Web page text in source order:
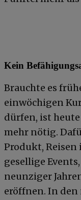
Kein
Brauchte es
einwöchigen
dürfen, ist
mehr nötig.
Produkt, Reisen
gesellige
neunziger
eröffnen. In den